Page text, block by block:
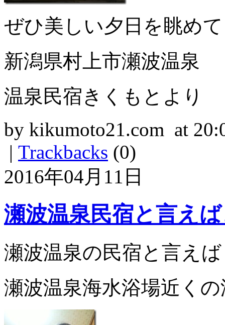
ぜひ美しい夕日を眺め
新潟県村上市瀬波温泉
温泉民宿きくもとより
by kikumoto21.com at
| Trackbacks (0)
2016年04月11日
瀬波温泉民宿と言え
瀬波温泉の民宿と言え
瀬波温泉海水浴場近く